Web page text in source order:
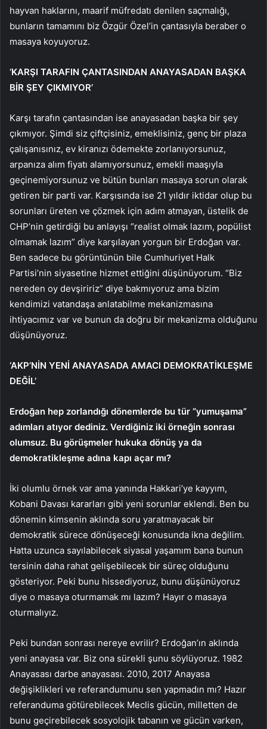
hayvan haklarını, maarif müfredatı denilen saçmalığı,
bunların tamamını biz Özgür Özel’in çantasıyla beraber o
masaya koyuyoruz.
‘KARŞI TARAFIN ÇANTASINDAN ANAYASADAN BAŞKA
BİR ŞEY ÇIKMIYOR’
Karşı tarafın çantasından ise anayasadan başka bir şey
çıkmıyor. Şimdi siz çiftçisiniz, emeklisiniz, genç bir plaza
çalışanısınız, ev kiranızı ödemekte zorlanıyorsunuz,
arpanıza alım fiyatı alamıyorsunuz, emekli maaşıyla
geçinemiyorsunuz ve bütün bunları masaya sorun olarak
getiren bir parti var. Karşısında ise 21 yıldır iktidar olup bu
sorunları üreten ve çözmek için adım atmayan, üstelik de
CHP’nin getirdiği bu anlayışı “realist olmak lazım, popülist
olmamak lazım” diye karşılayan yorgun bir Erdoğan var.
Ben sadece bu görüntünün bile Cumhuriyet Halk
Partisi’nin siyasetine hizmet ettiğini düşünüyorum. “Biz
nereden oy devşiririz” diye bakmıyoruz ama bizim
kendimizi vatandaşa anlatabilme mekanizmasına
ihtiyacımız var ve bunun da doğru bir mekanizma olduğunu
düşünüyoruz.
‘AKP’NİN YENİ ANAYASADA AMACI DEMOKRATİKLEŞME
DEĞİL’
Erdoğan hep zorlandığı dönemlerde bu tür “yumuşama”
adımları atıyor dediniz. Verdiğiniz iki örneğin sonrası
olumsuz. Bu görüşmeler hukuka dönüş ya da
demokratikleşme adına kapı açar mı?
İki olumlu örnek var ama yanında Hakkari’ye kayyım,
Kobani Davası kararları gibi yeni sorunlar eklendi. Ben bu
dönemin kimsenin aklında soru yaratmayacak bir
demokratik sürece dönüşeceği konusunda ikna değilim.
Hatta uzunca sayılabilecek siyasal yaşamım bana bunun
tersinin daha rahat gelişebilecek bir süreç olduğunu
gösteriyor. Peki bunu hissediyoruz, bunu düşünüyoruz
diye o masaya oturmamak mı lazım? Hayır o masaya
oturmalıyız.
Peki bundan sonrası nereye evrilir? Erdoğan’ın aklında
yeni anayasa var. Biz ona sürekli şunu söylüyoruz. 1982
Anayasası darbe anayasası. 2010, 2017 Anayasa
değişiklikleri ve referandumunu sen yapmadın mı? Hazır
referanduma götürebilecek Meclis gücün, milletten de
bunu geçirebilecek sosyolojik tabanın ve gücün varken,